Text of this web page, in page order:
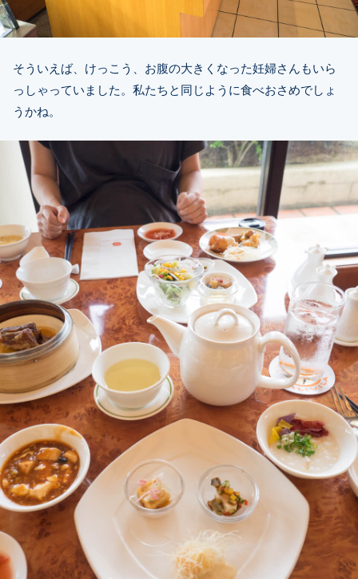
そういえば、けっこう、お腹の大きくなった妊婦さんもいら
っしゃっていました。私たちと同じように食べおさめでしょ
うかね。